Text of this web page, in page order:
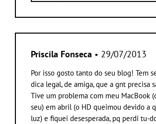
Priscila Fonseca • 29/07/2013
Por isso gosto tanto do seu blog! Tem
dica legal, de amiga, que a gnt precisa
Tive um problema com meu MacBook
seu) em abril (o HD queimou devido a
luz) e fiquei desesperada, pq perdi tu-